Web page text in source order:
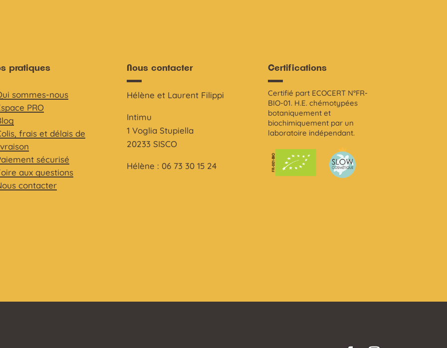
pratiques
sommes-nous
PRO
frais et délais de
sécurisé
aux questions
contacter
Nous contacter
Hélène et Laurent Filippi
Intimu
1 Voglia Stupiella
20233 SISCO
Hélène : 06 73 30 15 24
Certifications
Certifié part ECOCERT N°FR-
BIO-01. H.E. chémotypées
botaniquement et
biochimiquement par un
laboratoire indépendant.